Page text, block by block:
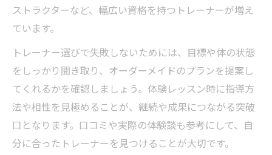
ストラクターなど、幅広い資格を持つトレーナーが増え
ています。
トレーナー選びで失敗しないためには、目標や体の状態
をしっかり聞き取り、オーダーメイドのプランを提案し
てくれるかを確認しましょう。体験レッスン時に指導方
法や相性を見極めることが、継続や成果につながる突破
口となります。口コミや実際の体験談も参考にして、自
分に合ったトレーナーを見つけることが大切です。